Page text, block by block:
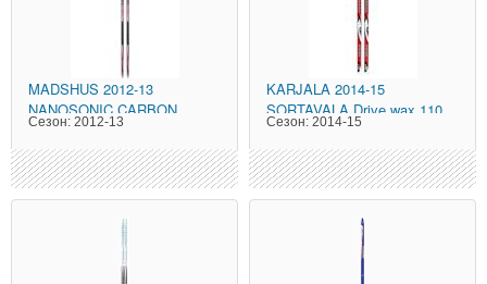
MADSHUS 2012-13
NANOSONIC CARBON
CLASSIC COLD Гриндинг 9-
Сезон: 2012-13
KARJALA 2014-15
SORTAVALA Drive wax 110
см красные
Сезон: 2014-15